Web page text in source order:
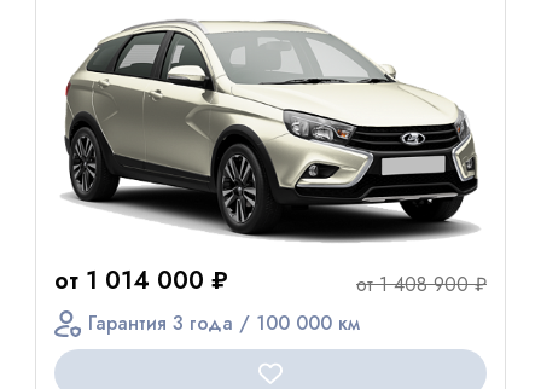
от 1 014 000 ₽
от 1 408 900 ₽
Гарантия 3 года / 100 000 км